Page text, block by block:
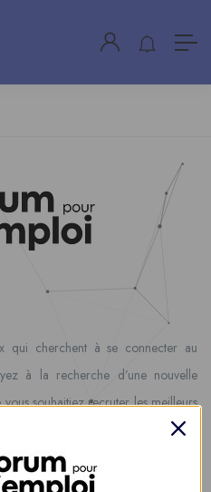
qui cherchent à se connecter au
à la recherche d’une nouvelle
souhaitiez recruter les meilleurs